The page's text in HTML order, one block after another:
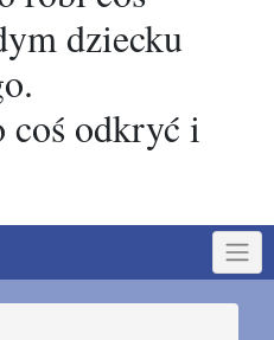
dziecku
coś odkryć i